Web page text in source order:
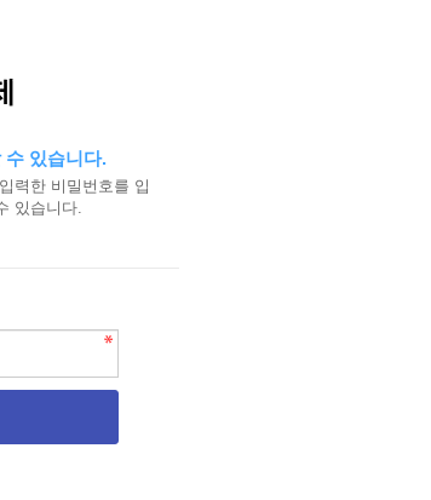
수 있습니다.
력한 비밀번호를 입
있습니다.